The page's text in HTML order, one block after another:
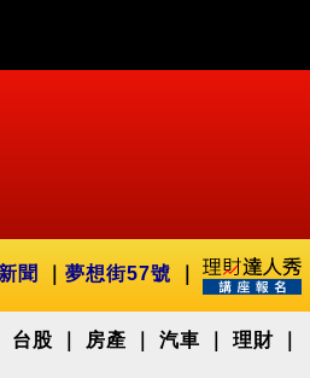
聞 夢想街57號
台股 房產 汽車 理財